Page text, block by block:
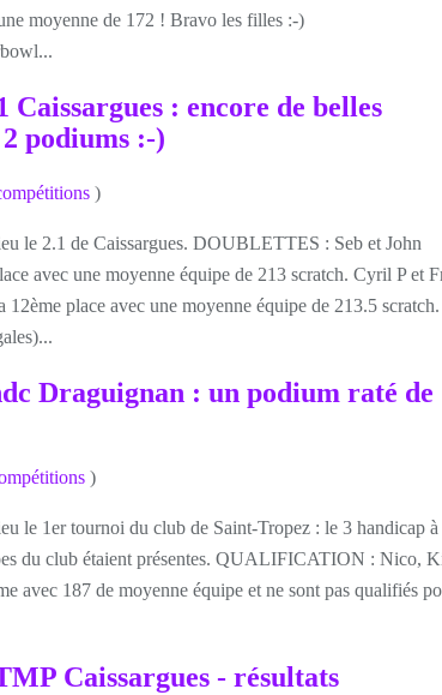
moyenne de 172 ! Bravo les filles :-)
Caissargues : encore de belles
podiums :-)
)
le 2.1 de Caissargues. DOUBLETTES : Seb et John
avec une moyenne équipe de 213 scratch. Cyril P et
12ème place avec une moyenne équipe de 213.5 scratch.
Draguignan : un podium raté de
)
le 1er tournoi du club de Saint-Tropez : le 3 handicap à
du club étaient présentes. QUALIFICATION : Nico,
avec 187 de moyenne équipe et ne sont pas qualifiés
Caissargues - résultats